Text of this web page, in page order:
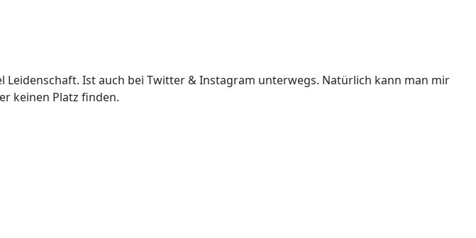
Leidenschaft. Ist auch bei Twitter & Instagram unterwegs. Natürlich kann man mir
keinen Platz finden.